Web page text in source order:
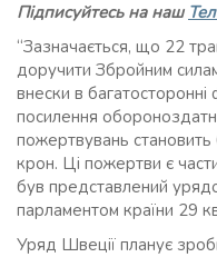
Підписуйтесь на наш
“Зазначається, що 22
доручити Збройним
внески в багатосторонні
посилення
пожертвувань
крон. Ці пожертви є
був представлений
парламентом країни 29
Уряд Швеції планує